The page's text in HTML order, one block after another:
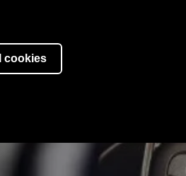
cookies